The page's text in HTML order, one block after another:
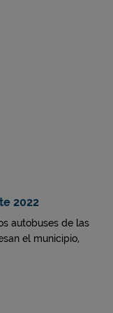
2022
autobuses de las
el municipio,